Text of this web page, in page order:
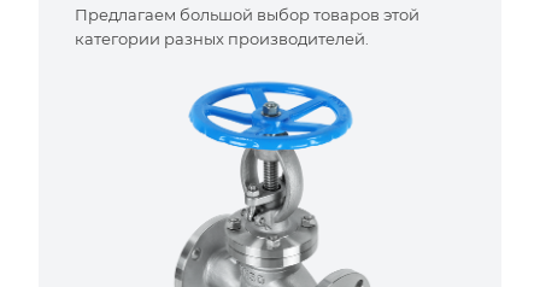
Предлагаем большой выбор товаров этой
категории разных производителей.